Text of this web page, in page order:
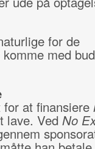
for de
med
at finansiere
lave. Ved No